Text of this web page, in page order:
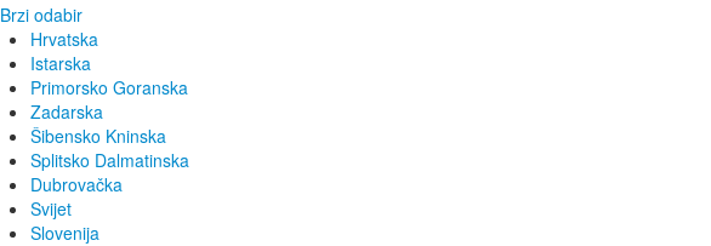
Brzi odabir
Hrvatska
Istarska
Primorsko Goranska
Zadarska
Šibensko Kninska
Splitsko Dalmatinska
Dubrovačka
Svijet
Slovenija